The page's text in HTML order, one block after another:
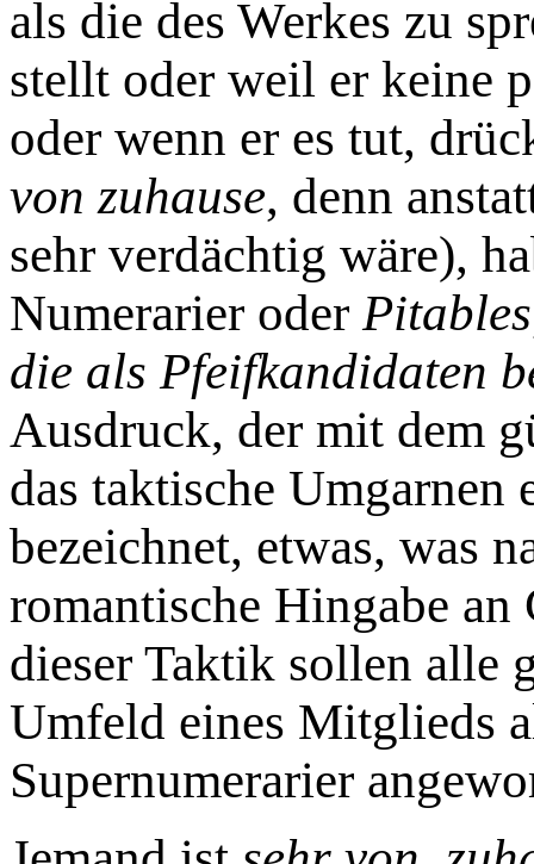
als die des Werkes zu
stellt oder weil er keine
oder wenn er es tut,
von zuhause, denn
sehr verdächtig wäre),
Numerarier oder Pitables
die als Pfeifkandidaten
Ausdruck, der mit dem
das taktische
bezeichnet, etwas, was
romantische Hingabe
dieser Taktik sollen alle
Umfeld eines Mitglieds
Supernumerarier